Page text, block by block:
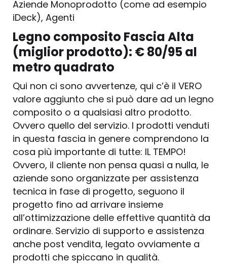
Aziende Monoprodotto (come ad esempio
iDeck), Agenti
Legno composito Fascia Alta
(miglior prodotto): € 80/95 al
metro quadrato
Qui non ci sono avvertenze, qui c’è il VERO
valore aggiunto che si può dare ad un legno
composito o a qualsiasi altro prodotto.
Ovvero quello del servizio. I prodotti venduti
in questa fascia in genere comprendono la
cosa più importante di tutte: IL TEMPO!
Ovvero, il cliente non pensa quasi a nulla, le
aziende sono organizzate per assistenza
tecnica in fase di progetto, seguono il
progetto fino ad arrivare insieme
all’ottimizzazione delle effettive quantità da
ordinare. Servizio di supporto e assistenza
anche post vendita, legato ovviamente a
prodotti che spiccano in qualità.